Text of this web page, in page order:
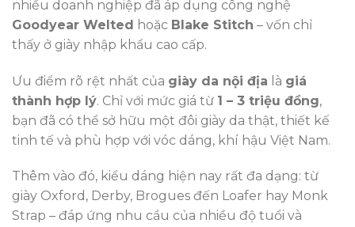
nhiều doanh nghiệp đã áp dụng công nghệ
Goodyear Welted hoặc Blake Stitch – vốn chỉ
thấy ở giày nhập khẩu cao cấp.
Ưu điểm rõ rệt nhất của giày da nội địa là giá
thành hợp lý. Chỉ với mức giá từ 1 – 3 triệu đồng,
bạn đã có thể sở hữu một đôi giày da thật, thiết kế
tinh tế và phù hợp với vóc dáng, khí hậu Việt Nam.
Thêm vào đó, kiểu dáng hiện nay rất đa dạng: từ
giày Oxford, Derby, Brogues đến Loafer hay Monk
Strap – đáp ứng nhu cầu của nhiều độ tuổi và